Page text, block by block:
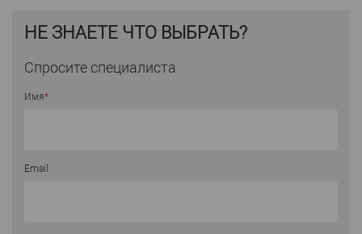
НЕ ЗНАЕТЕ ЧТО ВЫБРАТЬ?
Спросите специалиста
Имя*
Email